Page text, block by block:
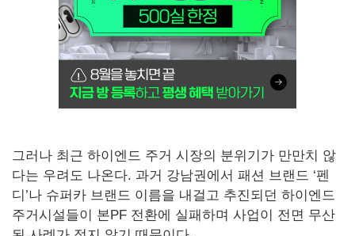
그러나 최근 하이엔드 주거 시장의 분위기가 만만치 않
다는 우려도 나온다. 과거 강남권에서 패션 브랜드 ‘펜
디’나 슈퍼카 브랜드 이름을 내걸고 추진되던 하이엔드
주거시설들이 본PF 전환에 실패하며 사업이 전면 무산